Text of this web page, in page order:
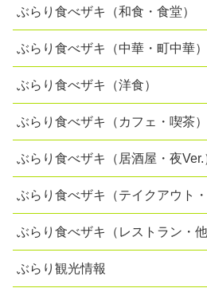
ぶらり食べザキ（和食・食堂）
ぶらり食べザキ（中華・町中華）
ぶらり食べザキ（洋食）
ぶらり食べザキ（カフェ・喫茶）
ぶらり食べザキ（居酒屋・夜Ver.
ぶらり食べザキ（テイクアウト
ぶらり食べザキ（レストラン・
ぶらり観光情報